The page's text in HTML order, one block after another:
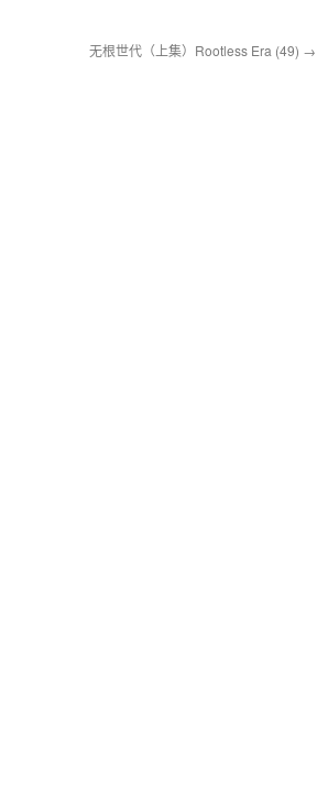
无根世代（上集）Rootless Era (49) →